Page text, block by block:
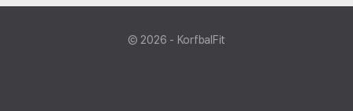
© 2026 - KorfbalFit